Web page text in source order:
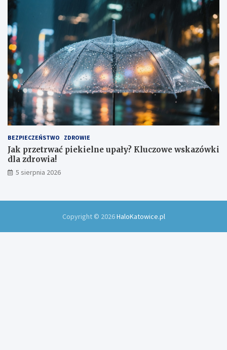
BEZPIECZEŃSTWO ZDROWIE
Jak przetrwać piekielne upały? Kluczowe wskazówki
dla zdrowia!
5 sierpnia 2026
Copyright © 2026HaloKatowice.pl